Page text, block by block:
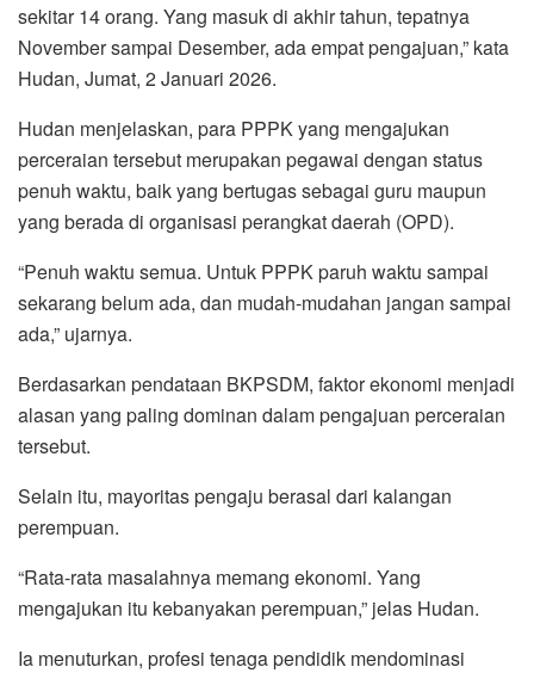
sekitar 14 orang. Yang masuk di akhir tahun, tepatnya
November sampai Desember, ada empat pengajuan,” kata
Hudan, Jumat, 2 Januari 2026.
Hudan menjelaskan, para PPPK yang mengajukan
perceraian tersebut merupakan pegawai dengan status
penuh waktu, baik yang bertugas sebagai guru maupun
yang berada di organisasi perangkat daerah (OPD).
“Penuh waktu semua. Untuk PPPK paruh waktu sampai
sekarang belum ada, dan mudah-mudahan jangan sampai
ada,” ujarnya.
Berdasarkan pendataan BKPSDM, faktor ekonomi menjadi
alasan yang paling dominan dalam pengajuan perceraian
tersebut.
Selain itu, mayoritas pengaju berasal dari kalangan
perempuan.
“Rata-rata masalahnya memang ekonomi. Yang
mengajukan itu kebanyakan perempuan,” jelas Hudan.
Ia menuturkan, profesi tenaga pendidik mendominasi